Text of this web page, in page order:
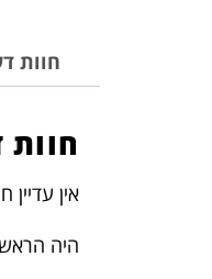
חוות
אין עדיין
היה